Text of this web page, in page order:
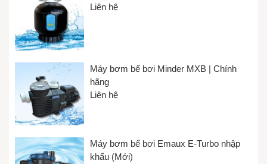
Liên hệ
Máy bơm bể bơi Minder MXB | Chính
hãng
Liên hệ
Máy bơm bể bơi Emaux E-Turbo nhập
khẩu (Mới)